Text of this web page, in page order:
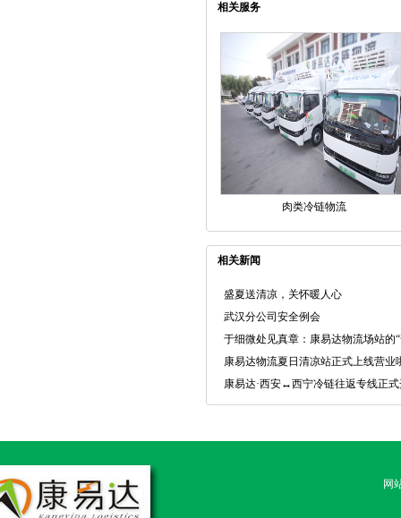
相关服务
肉类冷链物流
相关新闻
盛夏送清凉，关怀暖人心
武汉分公司安全例会
于细微处见真章：康易达物流场站的
康易达物流夏日清凉站正式上线营业
康易达·西安↔西宁冷链往返专线正
网